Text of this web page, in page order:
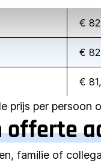
€
€
€
prijs per persoon
offerte
familie of